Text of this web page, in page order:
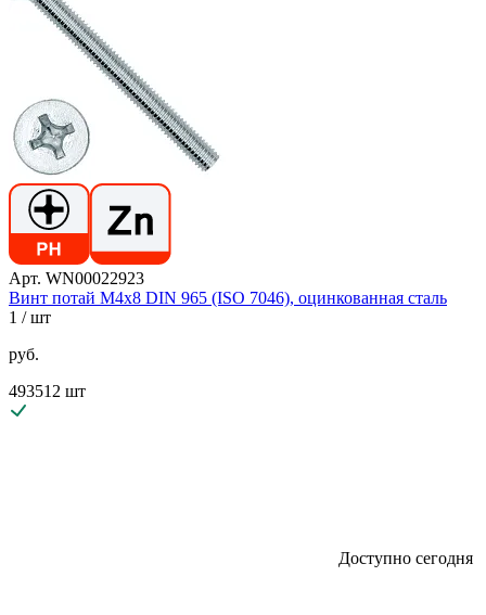
Арт. WN00022923
Винт потай М4х8 DIN 965 (ISO 7046), оцинкованная сталь
1 / шт
руб.
493512 шт
Доступно сегодня